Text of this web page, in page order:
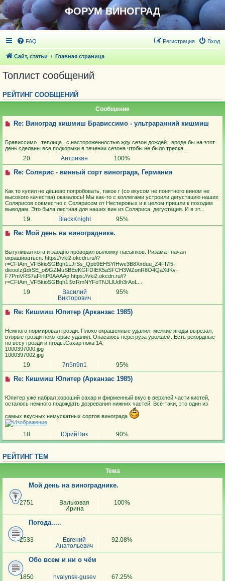
ФОРУМ ВИНОГРАД
FAQ Вход
Регистрация
Сайт, статьи Главная страница
Топлист сообщений
РЕЙТИНГ СООБЩЕНИЙ
Сообщение
Re: Виноград кишмиш Брависсимо - ультраранний кишмиш
Брависсимо , теплица , с настороженностью жду сезон дождей , вроде бы на этот
день сделаны все подкормки в течении сезона чтобы не было треска .
20 Антрикан 100%
Re: Солярис - винный сорт винограда, Германия
Как то купил не дёшево попробовать, такое г (со вкусом не понятного вином не
высокого качества) оказалось! Мы как-то с коллегами устроили дегустацию наших
Солярисов совместно с Солярисом от Нестеровых и в целом пришли к походим
выводам. Это была лестная для наших вин из Соляриса, дегустация. И в эт...
19 BlackKnight 95%
Re: Мой день на винограднике.
Выгуливал кота и заодно проводил выломку пасынков. Ризамат начал
окрашиваться. https://vki2.okcdn.ru/i?
r=CFtAm_VFBkioSGBqh1LJrSs_Qpb9EHSYfHwe3B8Xxduu_Z4FI7l5-
dieooIzj1drSE_oi9GZMuSBEeKGFDIEK5aSFCH3WZonR8O4QaXdKv-
F7PmVRS7aFlrltP0AAAAp https://vki2.okcdn.ru/i?
r=CFtAm_VFBkioSGBqh1I9zRmNYFoTNJLlUdh3rAoL...
19
Василий
Викторович
95%
Re: Кишмиш Юпитер (Арканзас 1985)
Немного нормировал грозди. Плохо окрашенные удалил, мелкие ягоды вырезал,
вторые грозди некоторые удалил. Опасаюсь перегруза урожаем. Есть рекордные
по весу грозди и ягоды.Сахар пока 14.
1000397000.jpg
1000397002.jpg
19 7п5п9п1 95%
Re: Кишмиш Юпитер (Арканзас 1985)
Юпитер уже набрал хороший сахар и фирменный вкус в верхней части кистей,
осталось немного подождать дозревания нижних частей. Всё-таки, это один из
самых вкусных немускатных сортов винограда
18 ЮрийНик 90%
РЕЙТИНГ ТЕМ
Тема
Мой день на винограднике.
2751
Вальковая
Ирина
100%
Погода.....
2533
Евгений
Анатольевич
92.08%
Обо всем и ни о чём
1850 hvalynsk-gusev 67.25%